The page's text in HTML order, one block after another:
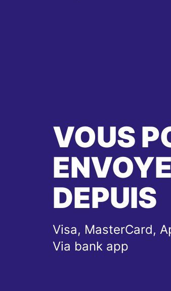
VOUS
DEPUIS
Visa, MasterCard,
Via bank app